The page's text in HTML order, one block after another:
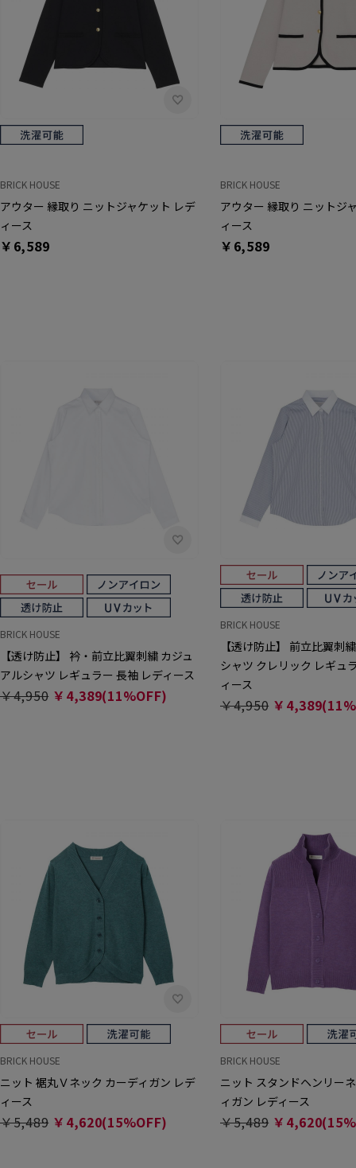
BRICK HOUSE
アウター 縁取り ニットジャケット レデ
ィース
￥6,589
BRICK HOUSE
アウター 縁取り ニットジ
ィース
￥6,589
BRICK HOUSE
【透け防止】 衿・前立比翼刺繍 カジュ
アルシャツ レギュラー 長袖 レディース
￥4,950 ￥4,389(11%OFF)
BRICK HOUSE
【透け防止】 前立比翼刺
シャツ クレリック レギュ
ィース
￥4,950 ￥
BRICK HOUSE
ニット 裾丸Ｖネック カーディガン レデ
ィース
￥5,489 ￥4,620(15%OFF)
BRICK HOUSE
ニット スタンドヘンリー
ィガン レディース
￥5,489 ￥